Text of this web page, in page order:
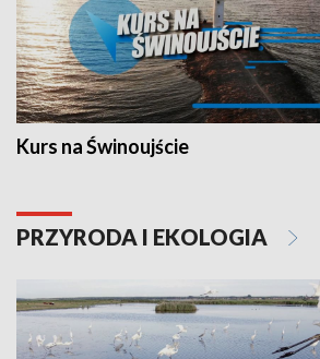
Kurs na Świnoujście
PRZYRODA I EKOLOGIA